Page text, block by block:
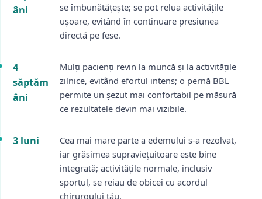
âni
se îmbunătățește; se pot relua activitățile
ușoare, evitând în continuare presiunea
directă pe fese.
4
săptăm
âni
Mulți pacienți revin la muncă și la activitățile
zilnice, evitând efortul intens; o pernă BBL
permite un șezut mai confortabil pe măsură
ce rezultatele devin mai vizibile.
3 luni
Cea mai mare parte a edemului s-a rezolvat,
iar grăsimea supraviețuitoare este bine
integrată; activitățile normale, inclusiv
sportul, se reiau de obicei cu acordul
chirurgului tău.